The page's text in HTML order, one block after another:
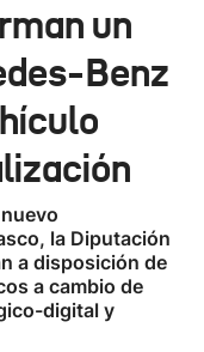
un
Benz
la Diputación
a disposición de
a cambio de
digital y